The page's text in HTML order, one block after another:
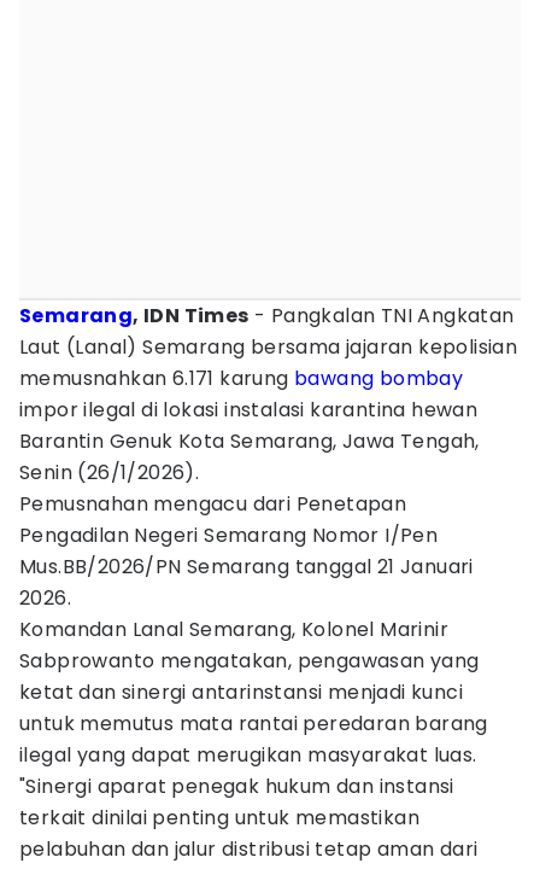
Semarang, IDN Times - Pangkalan TNI Angkatan
Laut (Lanal) Semarang bersama jajaran kepolisian
memusnahkan 6.171 karung bawang bombay
impor ilegal di lokasi instalasi karantina hewan
Barantin Genuk Kota Semarang, Jawa Tengah,
Senin (26/1/2026).
Pemusnahan mengacu dari Penetapan
Pengadilan Negeri Semarang Nomor I/Pen
Mus.BB/2026/PN Semarang tanggal 21 Januari
2026.
Komandan Lanal Semarang, Kolonel Marinir
Sabprowanto mengatakan, pengawasan yang
ketat dan sinergi antarinstansi menjadi kunci
untuk memutus mata rantai peredaran barang
ilegal yang dapat merugikan masyarakat luas.
"Sinergi aparat penegak hukum dan instansi
terkait dinilai penting untuk memastikan
pelabuhan dan jalur distribusi tetap aman dari